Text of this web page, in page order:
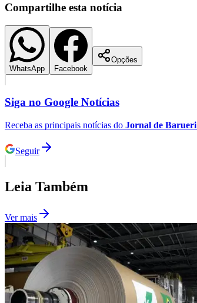
Brasileirão Série A
Brasileirão Série B
Paulistão
Copa do Brasil
Libertadores
Sul-Americana
Copa América
Premier League
La Liga
Bundesliga
Mundial 2026
Times - Ir direto
Compartilhe esta notícia
WhatsApp Facebook
Opções
Siga no Google Notícias
Receba as principais notícias do Jornal de Barueri
Seguir
Leia Também
Ver mais